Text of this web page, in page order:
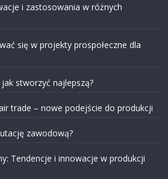
i zastosowania w różnych
się w projekty prospołeczne dla
stworzyć najlepszą?
trade – nowe podejście do produkcji
zawodową?
Tendencje i innowacje w produkcji